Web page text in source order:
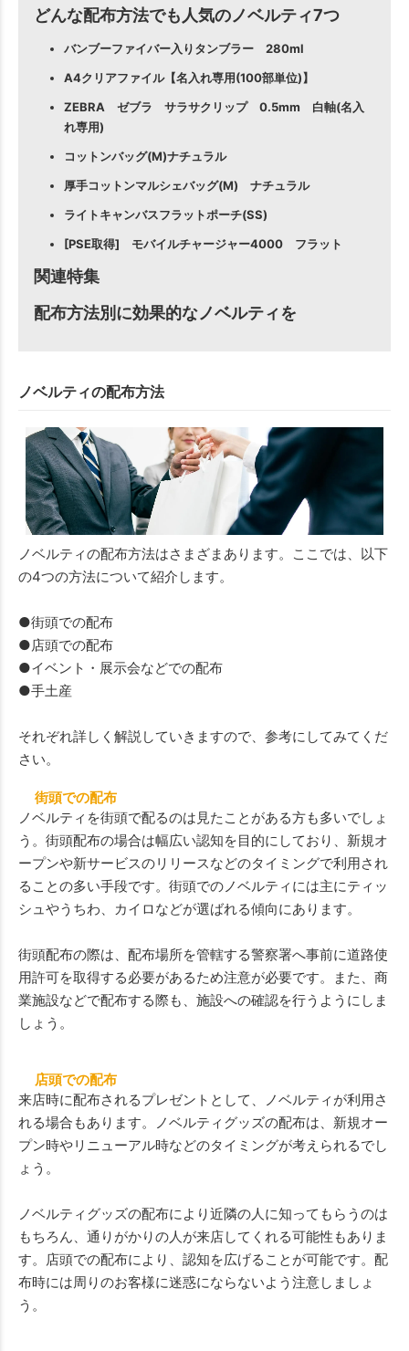
どんな配布方法でも人気のノベルティ7つ
バンブーファイバー入りタンブラー 280ml
A4クリアファイル【名入れ専用(100部単位)】
ZEBRA ゼブラ サラサクリップ 0.5mm 白軸(名入
れ専用)
コットンバッグ(M)ナチュラル
厚手コットンマルシェバッグ(M) ナチュラル
ライトキャンバスフラットポーチ(SS)
[PSE取得] モバイルチャージャー4000 フラット
関連特集
配布方法別に効果的なノベルティを
ノベルティの配布方法
ノベルティの配布方法はさまざまあります。ここでは、以下
の4つの方法について紹介します。
●街頭での配布
●店頭での配布
●イベント・展示会などでの配布
●手土産
それぞれ詳しく解説していきますので、参考にしてみてくだ
さい。
街頭での配布
ノベルティを街頭で配るのは見たことがある方も多いでしょ
う。街頭配布の場合は幅広い認知を目的にしており、新規オ
ープンや新サービスのリリースなどのタイミングで利用され
ることの多い手段です。街頭でのノベルティには主にティッ
シュやうちわ、カイロなどが選ばれる傾向にあります。
街頭配布の際は、配布場所を管轄する警察署へ事前に道路使
用許可を取得する必要があるため注意が必要です。また、商
業施設などで配布する際も、施設への確認を行うようにしま
しょう。
店頭での配布
来店時に配布されるプレゼントとして、ノベルティが利用さ
れる場合もあります。ノベルティグッズの配布は、新規オー
プン時やリニューアル時などのタイミングが考えられるでし
ょう。
ノベルティグッズの配布により近隣の人に知ってもらうのは
もちろん、通りがかりの人が来店してくれる可能性もありま
す。店頭での配布により、認知を広げることが可能です。配
布時には周りのお客様に迷惑にならないよう注意しましょ
う。